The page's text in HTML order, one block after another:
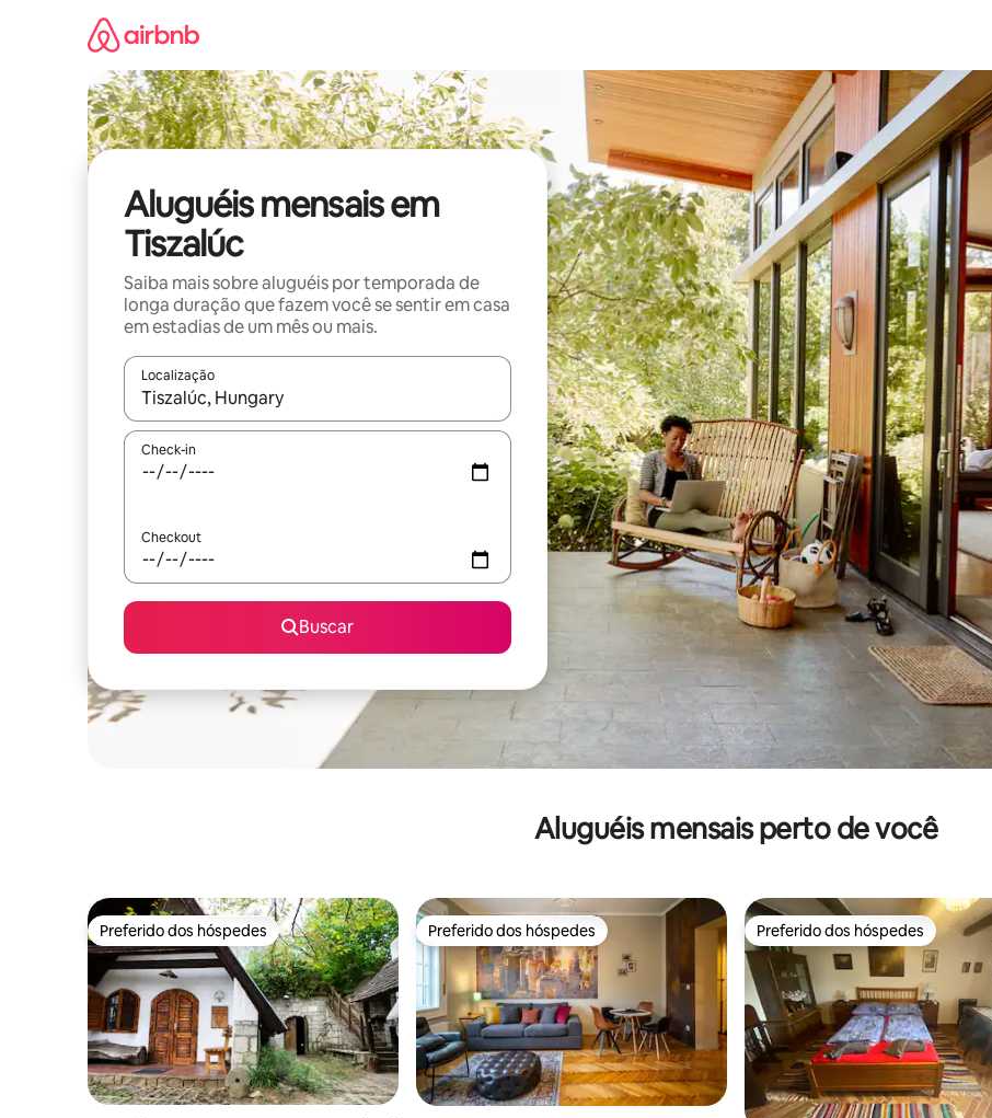
Aluguéis mensais em
Tiszalúc
Saiba mais sobre aluguéis por temporada de
longa duração que fazem você se sentir em casa
em estadias de um mês ou mais.
Localização
Quando os resultados estiverem disponíveis, explore-os usando as seta para cima e para baixo do teclado ou tocando e
Check-in
Checkout
Buscar
Aluguéis mensais perto de você
Preferido dos hóspedes
Preferido dos hóspedes Preferido dos hóspedes
Preferido dos hóspedes Preferido dos hóspedes
Preferido dos hóspedes